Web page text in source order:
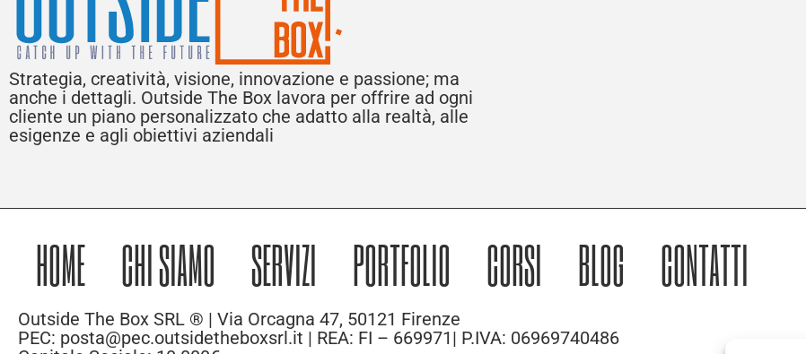
Strategia, creatività, visione, innovazione e passione; ma
anche i dettagli. Outside The Box lavora per offrire ad ogni
cliente un piano personalizzato che adatto alla realtà, alle
esigenze e agli obiettivi aziendali
HOME CHI SIAMO SERVIZI PORTFOLIO CORSI BLOG CONTATTI
Outside The Box SRL ® | Via Orcagna 47, 50121 Firenze
PEC: posta@pec.outsidetheboxsrl.it | REA: FI – 669971| P.IVA: 06969740486